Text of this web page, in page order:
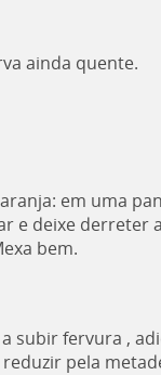
ainda quente.
em uma
e deixe derreter
bem.
subir fervura ,
pela